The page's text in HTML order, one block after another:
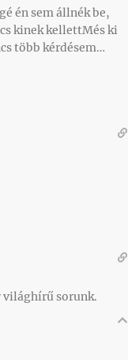
én sem állnék be,
kinek kellettMés ki
több kérdésem…
világhírű sorunk.